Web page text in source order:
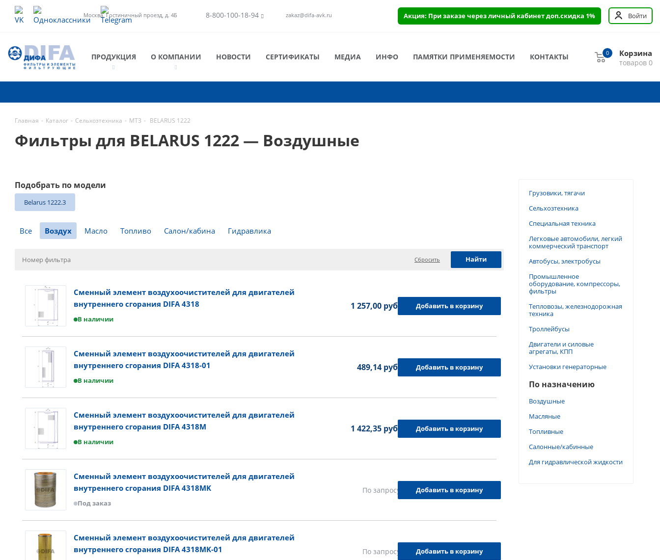
Москва, Гостиничный проезд, д. 4Б 8-800-100-18-94 zakaz@difa-avk.ru Акция: При заказе через личный кабинет доп.скидка 1% Войти
ПРОДУКЦИЯ О КОМПАНИИ НОВОСТИ СЕРТИФИКАТЫ МЕДИА ИНФО ПАМЯТКИ ПРИМЕНЯЕМОСТИ КОНТАКТЫ Корзина
товаров 0
0
Главная - Каталог - Сельхозтехника - МТЗ - BELARUS 1222
Фильтры для BELARUS 1222 — Воздушные
Подобрать по модели
Belarus 1222.3
Все Воздух Масло Топливо Салон/кабина Гидравлика
Сбросить
Сменный элемент воздухоочистителей для двигателей
внутреннего сгорания DIFA 4318
В наличии
1 257,00 руб. Добавить в корзину
Сменный элемент воздухоочистителей для двигателей
внутреннего сгорания DIFA 4318-01
В наличии
489,14 руб. Добавить в корзину
Сменный элемент воздухоочистителей для двигателей
внутреннего сгорания DIFA 4318M
В наличии
1 422,35 руб. Добавить в корзину
Сменный элемент воздухоочистителей для двигателей
внутреннего сгорания DIFA 4318MK
Под заказ
По запросу Добавить в корзину
Сменный элемент воздухоочистителей для двигателей
внутреннего сгорания DIFA 4318MK-01
По запросу Добавить в корзину
Грузовики, тягачи
Сельхозтехника
Специальная техника
Легковые автомобили, легкий
коммерческий транспорт
Автобусы, электробусы
Промышленное
оборудование, компрессоры,
фильтры
Тепловозы, железнодорожная
техника
Троллейбусы
Двигатели и силовые
агрегаты, КПП
Установки генераторные
По назначению
Воздушные
Масляные
Топливные
Салонные/кабинные
Для гидравлической жидкости